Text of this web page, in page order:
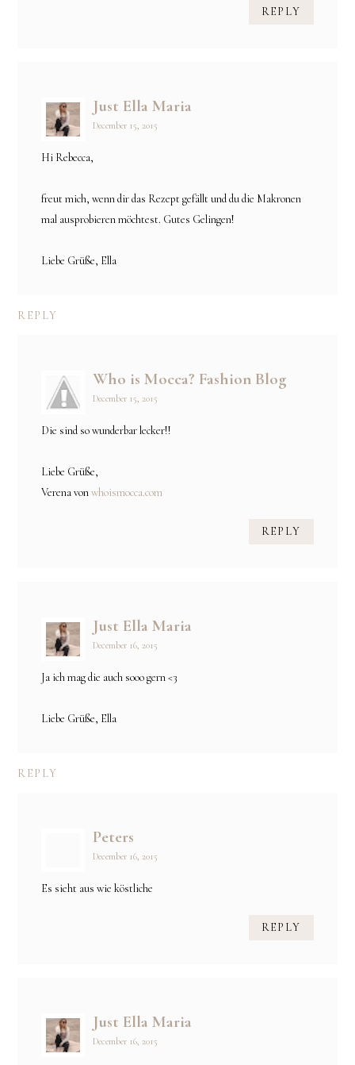
REPLY
Just Ella Maria
December 15, 2015
Hi Rebecca,
freut mich, wenn dir das Rezept gefällt und du die Makronen
mal ausprobieren möchtest. Gutes Gelingen!
Liebe Grüße, Ella
REPLY
Who is Mocca? Fashion Blog
December 15, 2015
Die sind so wunderbar lecker!!
Liebe Grüße,
Verena vonwhoismocca.com
REPLY
Just Ella Maria
December 16, 2015
Ja ich mag die auch sooo gern <3
Liebe Grüße, Ella
REPLY
Peters
December 16, 2015
Es sieht aus wie köstliche
REPLY
Just Ella Maria
December 16, 2015